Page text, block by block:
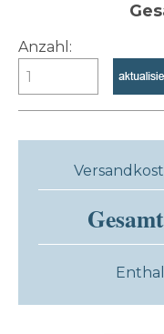
Anzahl: